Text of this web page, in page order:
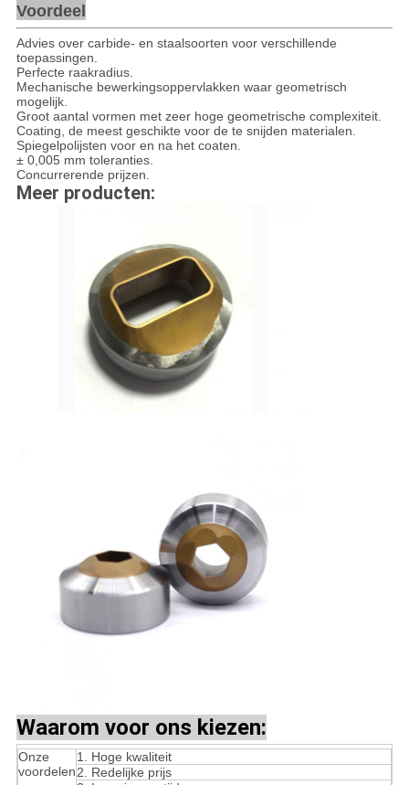
Voordeel
Advies over carbide- en staalsoorten voor verschillende
toepassingen.
Perfecte raakradius.
Mechanische bewerkingsoppervlakken waar geometrisch
mogelijk.
Groot aantal vormen met zeer hoge geometrische complexiteit.
Coating, de meest geschikte voor de te snijden materialen.
Spiegelpolijsten voor en na het coaten.
± 0,005 mm toleranties.
Concurrerende prijzen.
Meer producten:
Waarom voor ons kiezen:
Onze
voordelen
1. Hoge kwaliteit
2. Redelijke prijs